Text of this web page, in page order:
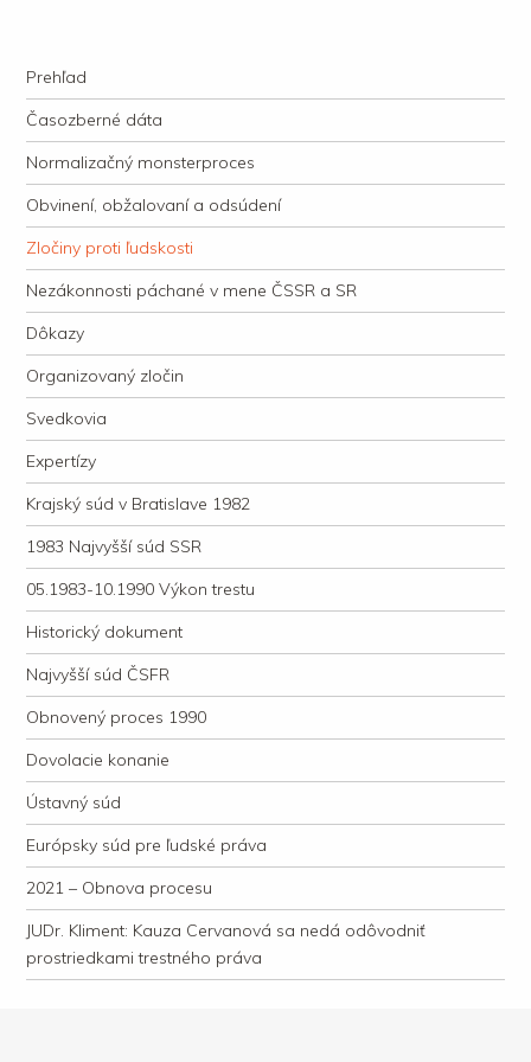
justície
Navigation
Skip to content
Prehľad
Časozberné dáta
Normalizačný monsterproces
Obvinení, obžalovaní a odsúdení
Zločiny proti ľudskosti
Nezákonnosti páchané v mene ČSSR a SR
Dôkazy
Organizovaný zločin
Svedkovia
Expertízy
Krajský súd v Bratislave 1982
1983 Najvyšší súd SSR
05.1983-10.1990 Výkon trestu
Historický dokument
Najvyšší súd ČSFR
Obnovený proces 1990
Dovolacie konanie
Ústavný súd
Európsky súd pre ľudské práva
2021 – Obnova procesu
JUDr. Kliment: Kauza Cervanová sa nedá odôvodniť
prostriedkami trestného práva